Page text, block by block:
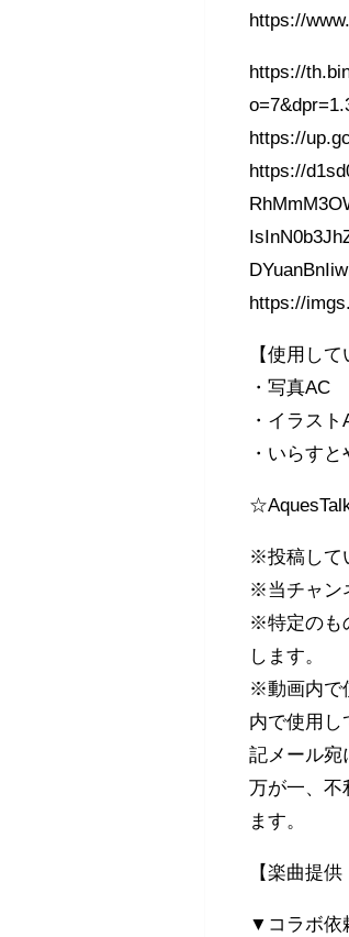
https://
https://
https://
https://
https://
【使用し
・写真AC
・イラスト
・いらすと
※投稿して
※当チャン
※特定のも
します。
※動画内で
内で使用し
記メール宛
万が一、不
ます。
【楽曲提
▼コラボ依